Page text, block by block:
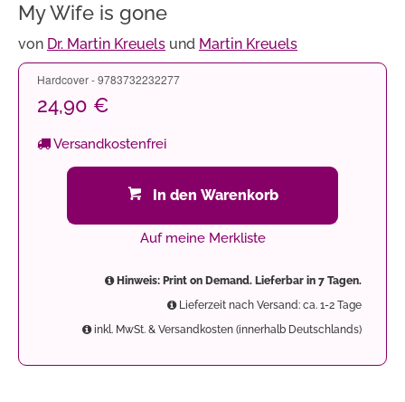
My Wife is gone
von Dr. Martin Kreuels und Martin Kreuels
Hardcover - 9783732232277
24,90 €
Versandkostenfrei
In den Warenkorb
Auf meine Merkliste
Hinweis: Print on Demand. Lieferbar in 7 Tagen.
Lieferzeit nach Versand: ca. 1-2 Tage
inkl. MwSt. & Versandkosten (innerhalb Deutschlands)